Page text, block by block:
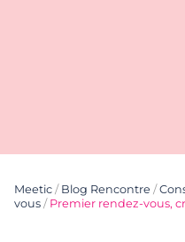
Meetic / Blog Rencontre /
vous / Premier rendez-vous,